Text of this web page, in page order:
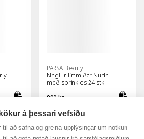
Bæta við körfu
PARSA Beauty
Neglur límmiðar Nude
með sprinkles 24 stk.
999 kr.
á þessari vefsíðu
til að safna og greina upplýsingar um notkun